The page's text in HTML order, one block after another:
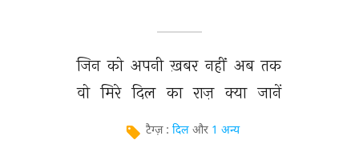
जिन को अपनी ख़बर नहीं अब तक
वो मिरे दिल का राज़ क्या जानें
टैग्ज़ : दिल और 1 अन्य